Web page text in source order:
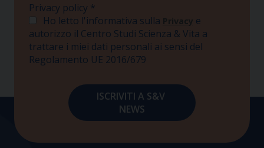
Privacy policy *
Ho letto l'informativa sulla Privacy e
autorizzo il Centro Studi Scienza & Vita a
trattare i miei dati personali ai sensi del
Regolamento UE 2016/679